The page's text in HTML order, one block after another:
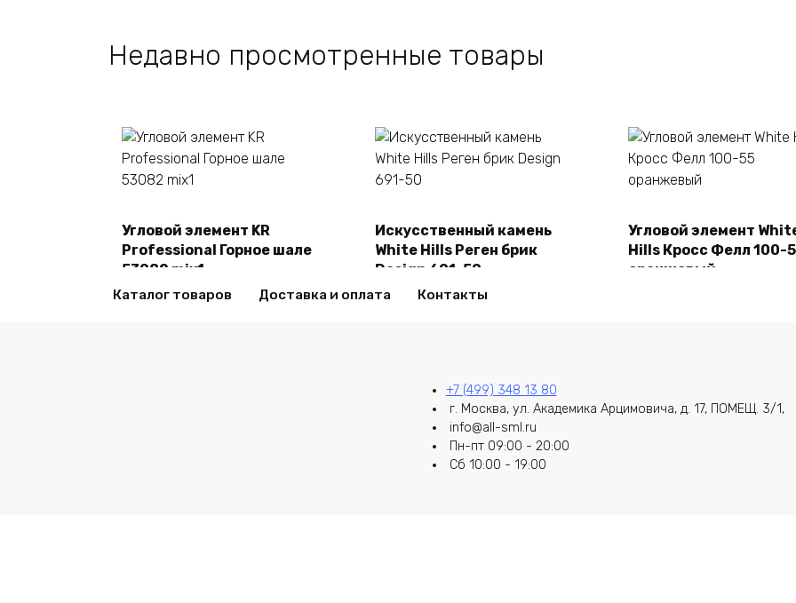
Недавно просмотренные товары
В корзину
Угловой элемент KR
Professional Горное шале
53082 mix1
2470,00₽
В корзину
Искусственный камень
White Hills Реген брик
Design 691-50
2450,00₽
В корзину
Угловой элемент
Hills Кросс Фелл 100-
оранжевый
Каталог товаров Доставка и оплата Контакты
+7 (499) 348 13 80
г. Москва, ул. Академика Арцимовича, д. 17, ПОМЕЩ. 3/1,
info@all-sml.ru
Пн-пт 09:00 - 20:00
Сб 10:00 - 19:00